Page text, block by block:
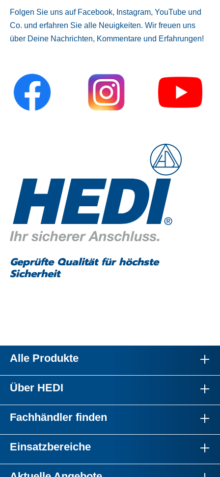
Folgen Sie uns auf Facebook, Instagram, YouTube und
Co. und erfahren Sie alle Neuigkeiten. Wir freuen uns
über Deine Nachrichten, Kommentare und Erfahrungen!
Geprüfte Qualität für höchste
Sicherheit
Alle Produkte
Über HEDI
Fachhändler finden
Einsatzbereiche